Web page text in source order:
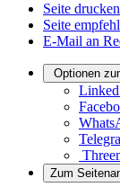
Seite drucken
Seite
E-Mail an
Optionen
Zum